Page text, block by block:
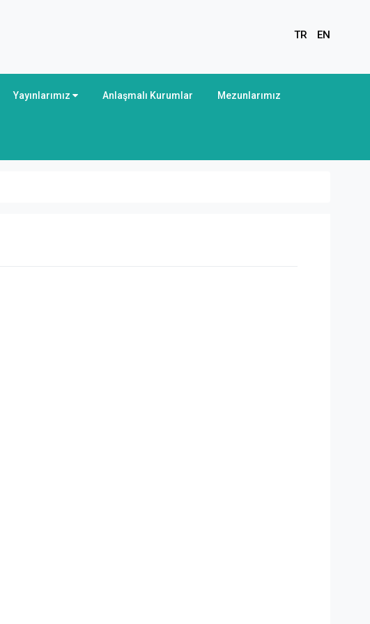
TR EN
Yayınlarımız Anlaşmalı Kurumlar Mezunlarımız